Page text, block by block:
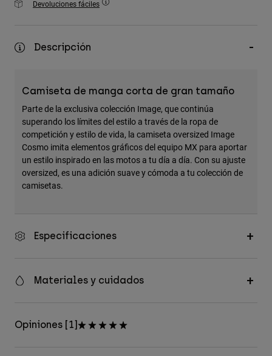
Accesorios
Bolsas y Mochilas
Ver todo
Devoluciones fáciles
Descripción
Camiseta de manga corta de gran tamaño
Parte de la exclusiva colección Image, que continúa
superando los límites del estilo a través de la ropa de
competición y estilo de vida, la camiseta oversized Image
Cosmo imita elementos gráficos del equipo MX para aportar
un estilo inspirado en las motos a tu día a día. Con su ajuste
oversized, es una adición suave y cómoda a tu colección de
camisetas.
Especificaciones
Materiales y cuidados
Opiniones [1]